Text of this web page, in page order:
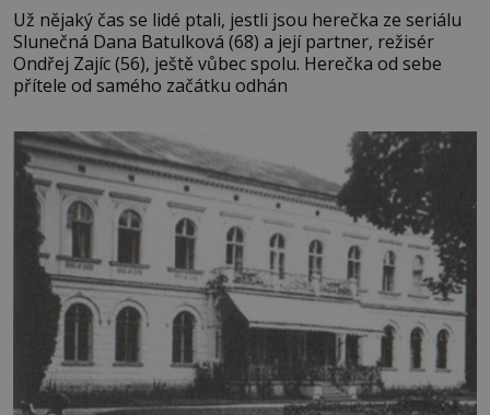
Už nějaký čas se lidé ptali, jestli jsou herečka ze seriálu
Slunečná Dana Batulková (68) a její partner, režisér
Ondřej Zajíc (56), ještě vůbec spolu. Herečka od sebe
přítele od samého začátku odhán